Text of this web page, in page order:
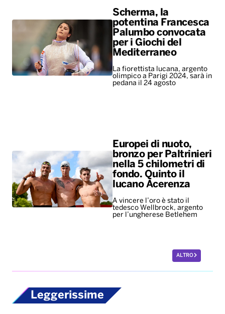
Scherma, la
potentina Francesca
Palumbo convocata
per i Giochi del
Mediterraneo
La fiorettista lucana, argento
olimpico a Parigi 2024, sarà in
pedana il 24 agosto
Europei di nuoto,
bronzo per Paltrinieri
nella 5 chilometri di
fondo. Quinto il
lucano Acerenza
A vincere l’oro è stato il
tedesco Wellbrock, argento
per l’ungherese Betlehem
ALTRO
Leggerissime